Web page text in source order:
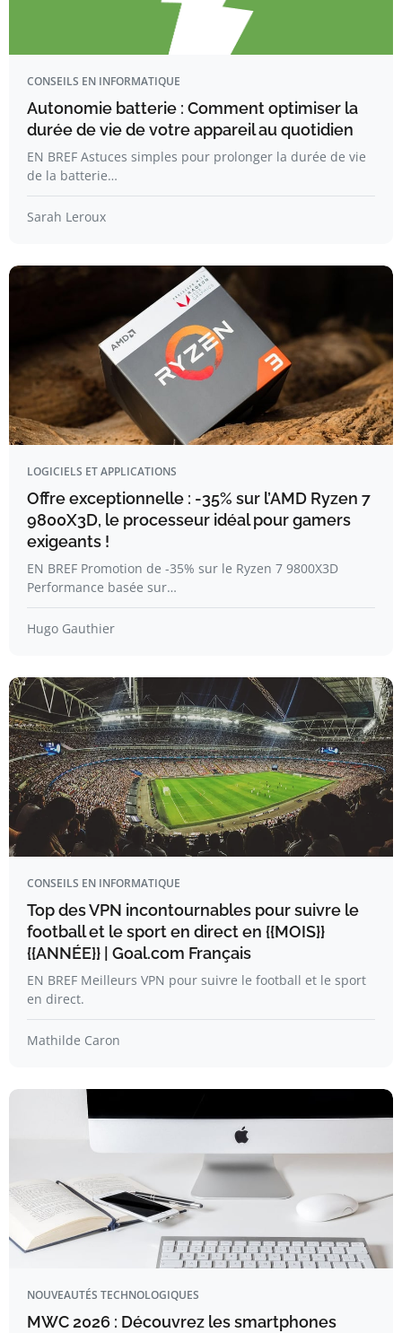
CONSEILS EN INFORMATIQUE
Autonomie batterie : Comment optimiser la
durée de vie de votre appareil au quotidien
EN BREF Astuces simples pour prolonger la durée de vie
de la batterie…
Sarah Leroux
LOGICIELS ET APPLICATIONS
Offre exceptionnelle : -35% sur l’AMD Ryzen 7
9800X3D, le processeur idéal pour gamers
exigeants !
EN BREF Promotion de -35% sur le Ryzen 7 9800X3D
Performance basée sur…
Hugo Gauthier
CONSEILS EN INFORMATIQUE
Top des VPN incontournables pour suivre le
football et le sport en direct en {{MOIS}}
{{ANNÉE}} | Goal.com Français
EN BREF Meilleurs VPN pour suivre le football et le sport
en direct.
Mathilde Caron
NOUVEAUTÉS TECHNOLOGIQUES
MWC 2026 : Découvrez les smartphones